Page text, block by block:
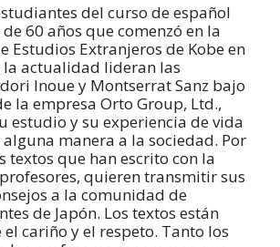
del curso de español
60 años que comenzó en la
Estudios Extranjeros de Kobe en
la actualidad lideran las
Inoue y Montserrat Sanz bajo
la empresa Orto Group, Ltd.,
estudio y su experiencia de vida
manera a la sociedad. Por
textos que han escrito con la
quieren transmitir sus
a la comunidad de
de Japón. Los textos están
el cariño y el respeto. Tanto los